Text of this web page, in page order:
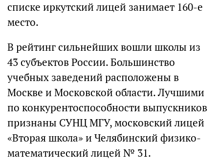
списке иркутский лицей занимает 160-е
место.
В рейтинг сильнейших вошли школы из
43 субъектов России. Большинство
учебных заведений расположены в
Москве и Московской области. Лучшими
по конкурентоспособности выпускников
признаны СУНЦ МГУ, московский лицей
«Вторая школа» и Челябинский физико-
математический лицей № 31.